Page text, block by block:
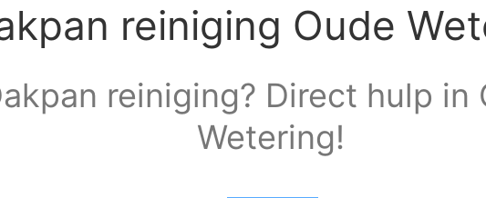
reiniging Oude
reiniging? Direct hulp in
Wetering!